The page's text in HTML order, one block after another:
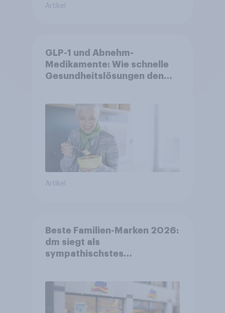
Artikel
GLP-1 und Abnehm-
Medikamente: Wie schnelle
Gesundheitslösungen den
Artikel
Beste Familien-Marken 2026:
dm siegt als
sympathischstes